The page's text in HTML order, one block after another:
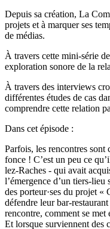
Depuis sa création, La
projets et à marquer ses
de médias.
À travers cette mini-série
exploration sonore de la
À travers des interviews
différentes études de cas
comprendre cette relation
Dans cet épisode :
Parfois, les rencontres sont
fonce ! C’est un peu ce
lez-Raches - qui avait
l’émergence d’un tiers-
des porteur·ses du projet
défendre leur bar-
rencontre, comment se met
Et lorsque surviennent des